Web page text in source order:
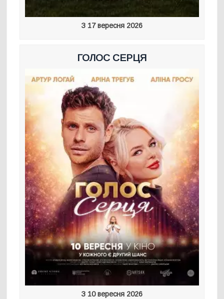
З 17 вересня 2026
ГОЛОС СЕРЦЯ
З 10 вересня 2026